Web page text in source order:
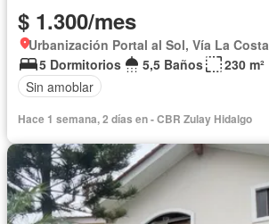
$ 1.300/mes
Urbanización Portal al Sol, Vía La Costa
5 Dormitorios
5,5 Baños
230 m²
Sin amoblar
Hace 1 semana, 2 días en - CBR Zulay Hidalgo